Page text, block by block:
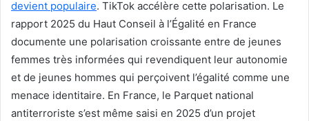
devient populaire. TikTok accélère cette polarisation. Le
rapport 2025 du Haut Conseil à l’Égalité en France
documente une polarisation croissante entre de jeunes
femmes très informées qui revendiquent leur autonomie
et de jeunes hommes qui perçoivent l’égalité comme une
menace identitaire. En France, le Parquet national
antiterroriste s’est même saisi en 2025 d’un projet